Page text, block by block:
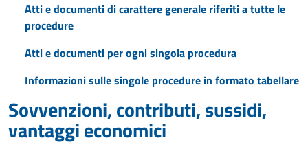
Atti e documenti di carattere generale riferiti a tutte le
procedure
Atti e documenti per ogni singola procedura
Informazioni sulle singole procedure in formato tabellare
Sovvenzioni, contributi, sussidi,
vantaggi economici